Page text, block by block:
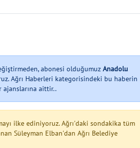
abonesi olduğumuz Anadolu
Ağrı Haberleri kategorisindeki bu haberin
aittir..
ilke ediniyoruz. Ağrı'daki sondakika tüm
Süleyman Elban'dan Ağrı Belediye